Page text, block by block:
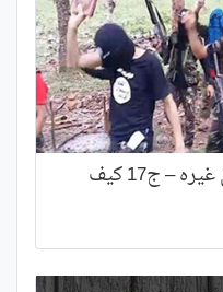
وقفة بين الكتاب المقدَّس وبين غيره – ج17 كيف